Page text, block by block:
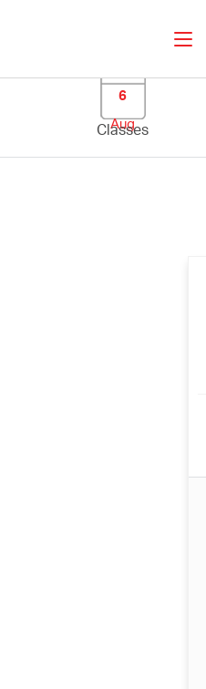
6
Aug
Classes